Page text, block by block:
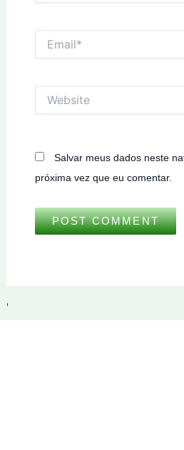
Salvar meus dados neste
próxima vez que eu comentar.